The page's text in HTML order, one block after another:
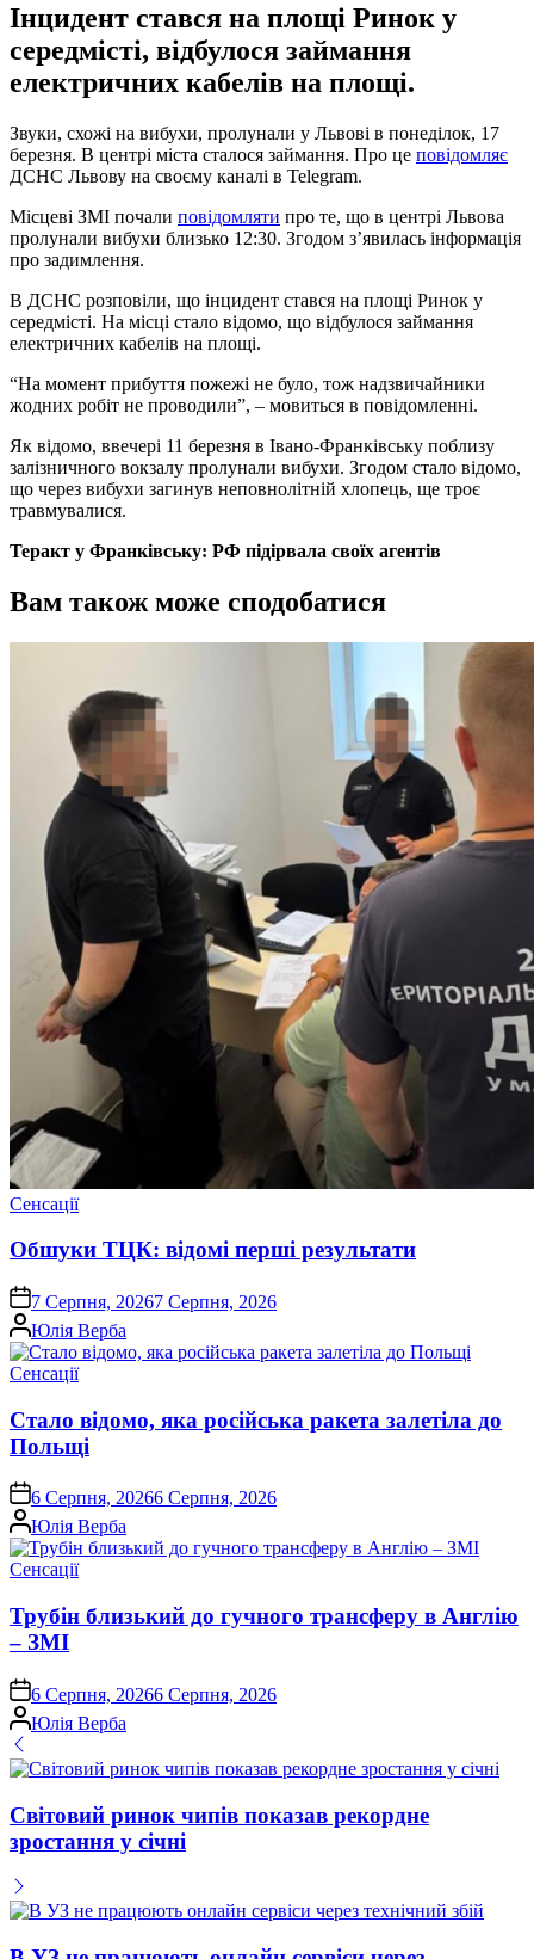
Інцидент стався на площі Ринок у
середмісті, відбулося займання
електричних кабелів на площі.
Звуки, схожі на вибухи, пролунали у Львові в понеділок, 17
березня. В центрі міста сталося займання. Про це повідомляє
ДСНС Львову на своєму каналі в Telegram.
Місцеві ЗМІ почали повідомляти про те, що в центрі Львова
пролунали вибухи близько 12:30. Згодом з’явилась інформація
про задимлення.
В ДСНС розповіли, що інцидент стався на площі Ринок у
середмісті. На місці стало відомо, що відбулося займання
електричних кабелів на площі.
“На момент прибуття пожежі не було, тож надзвичайники
жодних робіт не проводили”, – мовиться в повідомленні.
Як відомо, ввечері 11 березня в Івано-Франківську поблизу
залізничного вокзалу пролунали вибухи. Згодом стало відомо,
що через вибухи загинув неповнолітній хлопець, ще троє
травмувалися.
Теракт у Франківську: РФ підірвала своїх агентів
Вам також може сподобатися
Опублікувати
Сенсації
Обшуки ТЦК: відомі перші результати
on 7 Серпня, 20267 Серпня, 2026
Опубліковано
Юлія Верба
Опублікувати
Сенсації
Стало відомо, яка російська ракета залетіла до
Польщі
on6 Серпня, 20266 Серпня, 2026
Опубліковано
Юлія Верба
Опублікувати
Сенсації
Трубін близький до гучного трансферу в Англію
– ЗМІ
on6 Серпня, 20266 Серпня, 2026
Опубліковано
Юлія Верба
Світовий ринок чипів показав рекордне
зростання у січні